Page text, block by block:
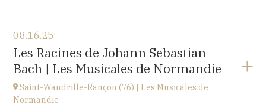
Eglise de Cerneux-Monnot (25)
lieu dit Les Cerneux-Monnots, 25210 Bonnétage
at20H00
08.16.25
Les Racines de Johann Sebastian
Bach | Les Musicales de Normandie
Saint-Wandrille-Rançon (76) | Les Musicales de
Normandie